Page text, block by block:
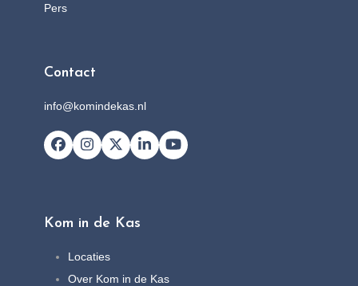
Pers
Contact
info@komindekas.nl
Facebook
Instagram
X LinkedInYouTube
Kom in de Kas
Locaties
Over Kom in de Kas